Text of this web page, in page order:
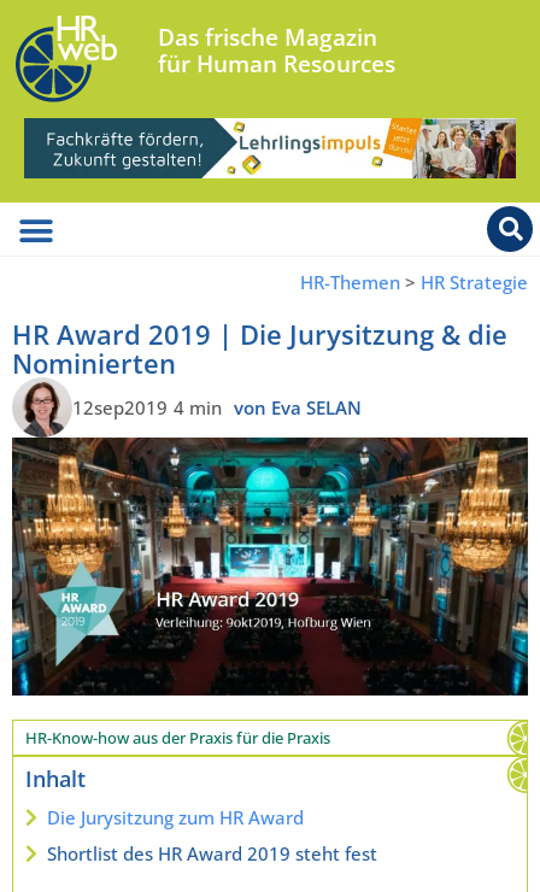
Das frische Magazin
für Human Resources
HR-Themen > HR Strategie
HR Award 2019 | Die Jurysitzung & die
Nominierten
12sep2019 4 min von Eva SELAN
HR-Know-how aus der Praxis für die Praxis
Inhalt
Die Jurysitzung zum HR Award
Shortlist des HR Award 2019 steht fest